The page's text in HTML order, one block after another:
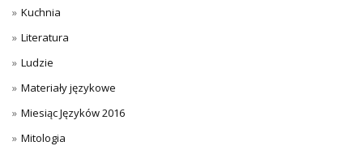
Kuchnia
Literatura
Ludzie
Materiały językowe
Miesiąc Języków 2016
Mitologia